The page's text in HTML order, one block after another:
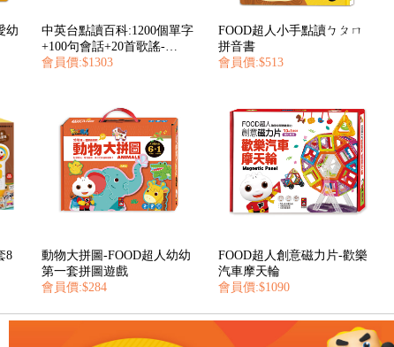
幼
中英台點讀百科:1200個單字
+100句會話+20首歌謠-
FOOD超人
會員價:$1303
FOOD超人小手點讀ㄅㄆㄇ
拼音書
會員價:$513
8
動物大拼圖-FOOD超人幼幼
第一套拼圖遊戲
會員價:$284
FOOD超人創意磁力片-歡樂
汽車摩天輪
會員價:$1090